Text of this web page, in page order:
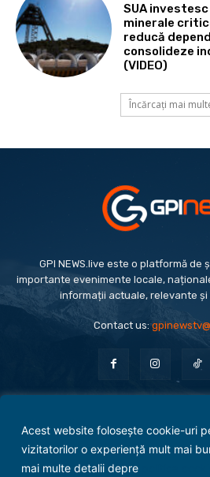
Acest website folosește cookie-uri
vizitatorilor o experiență mult mai
mai multe detalii depre
SUA
minerale
reducă
consolideze
(VIDEO)
Încărcați mai
GPI NEWS.live este o platformă de
importante evenimente locale,
informații actuale, relevante și
Contact us:
Evenimente Politică
Cultură
Administrație